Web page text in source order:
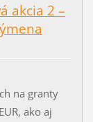
akcia 2 –
na granty
ako aj